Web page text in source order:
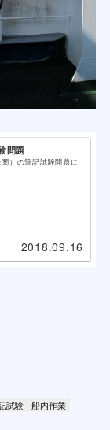
問題
）の筆記試験問題に
2018.09.16
試験 船内作業